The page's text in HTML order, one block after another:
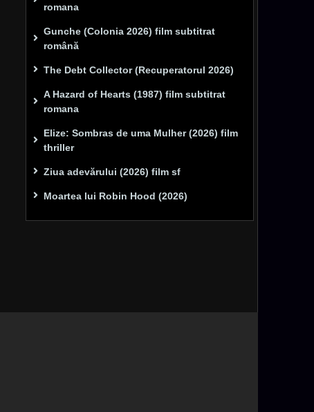
romana
Gunche (Colonia 2026) film subtitrat
română
The Debt Collector (Recuperatorul 2026)
A Hazard of Hearts (1987) film subtitrat
romana
Elize: Sombras de uma Mulher (2026) film
thriller
Ziua adevărului (2026) film sf
Moartea lui Robin Hood (2026)